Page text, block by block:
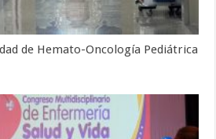
de Hemato-Oncología Pediátrica